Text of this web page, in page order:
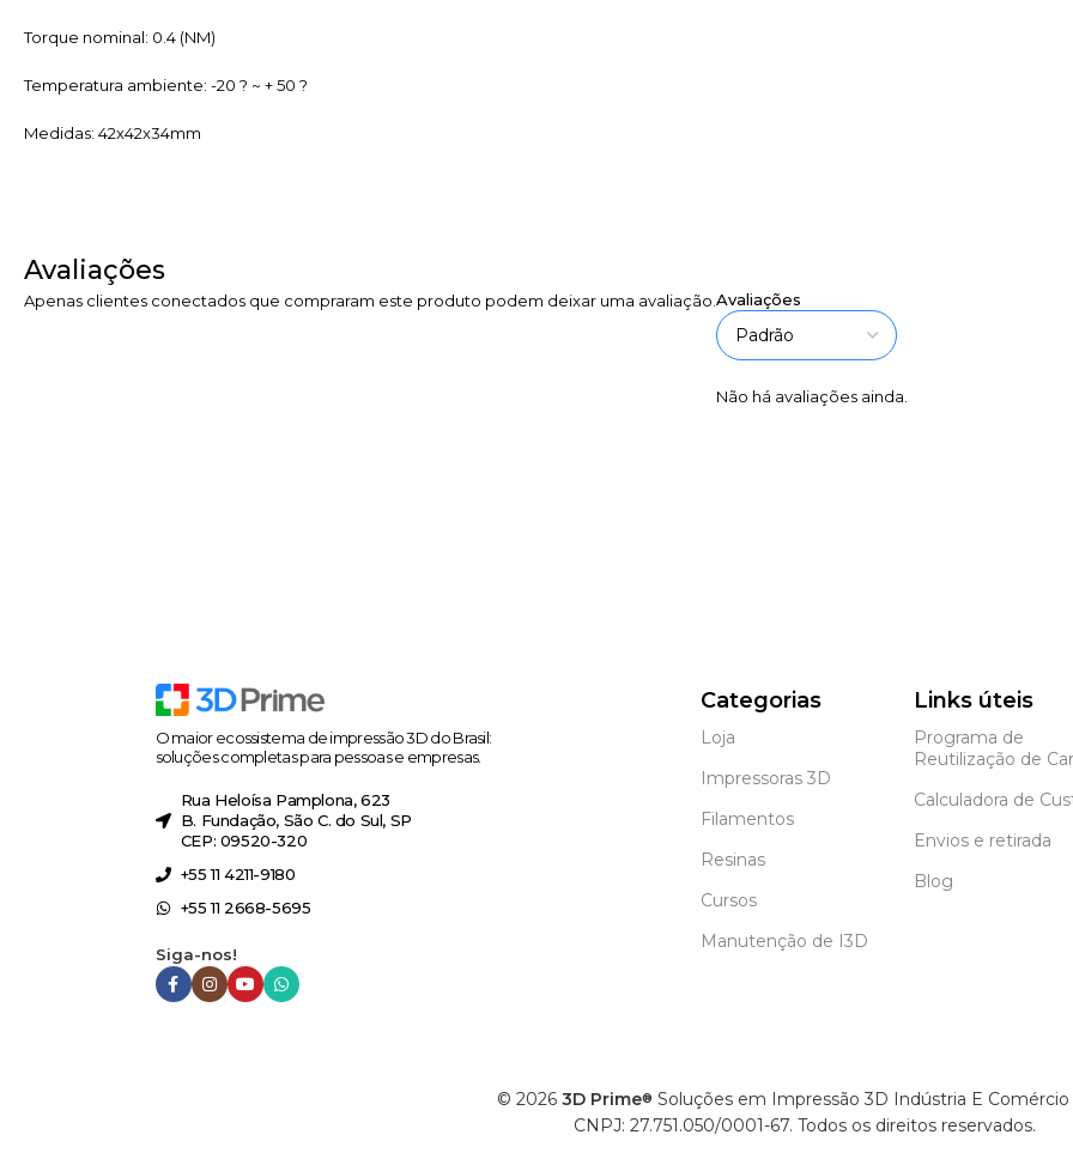
Torque nominal: 0.4 (NM)
Temperatura ambiente: -20 ? ~ + 50 ?
Medidas: 42x42x34mm
Avaliações
Avaliações
Não há avaliações ainda.
Apenas clientes conectados que compraram este produto podem deixar uma avaliação.
O maior ecossistema de impressão 3D do Brasil:
soluções completas para pessoas e empresas.
Rua Heloísa Pamplona, 623
B. Fundação, São C. do Sul, SP
CEP: 09520-320
+55 11 4211-9180
+55 11 2668-5695
Siga-nos!
Categorias
Loja
Impressoras 3D
Filamentos
Resinas
Cursos
Manutenção de I3D
Links úteis
Programa de
Reutilização de
Calculadora de
Envios e retirada
Blog
© 2026 3D Prime® Soluções em Impressão 3D Indústria E
CNPJ: 27.751.050/0001-67. Todos os direitos reservados.